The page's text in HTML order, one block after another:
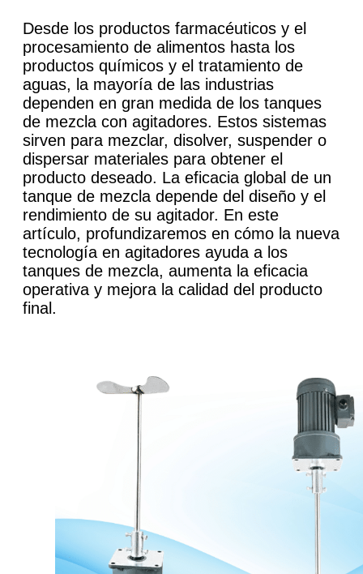
Desde los productos farmacéuticos y el
procesamiento de alimentos hasta los
productos químicos y el tratamiento de
aguas, la mayoría de las industrias
dependen en gran medida de los tanques
de mezcla con agitadores. Estos sistemas
sirven para mezclar, disolver, suspender o
dispersar materiales para obtener el
producto deseado. La eficacia global de un
tanque de mezcla depende del diseño y el
rendimiento de su agitador. En este
artículo, profundizaremos en cómo la nueva
tecnología en agitadores ayuda a los
tanques de mezcla, aumenta la eficacia
operativa y mejora la calidad del producto
final.